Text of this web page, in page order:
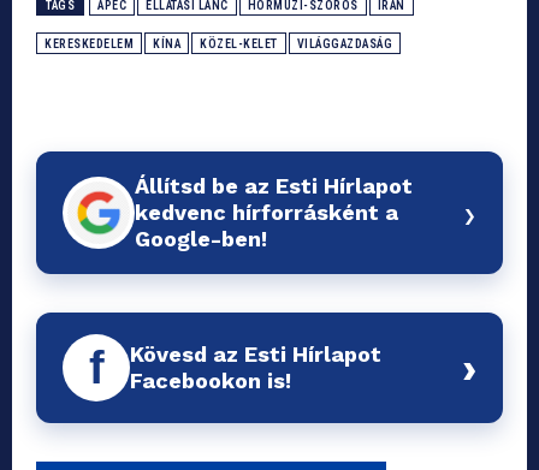
TAGS APEC ELLÁTÁSI LÁNC HORMUZI-SZOROS IRÁN
KERESKEDELEM KÍNA KÖZEL-KELET VILÁGGAZDASÁG
Állítsd be az Esti Hírlapot
kedvenc hírforrásként a
Google-ben!
›
f
Kövesd az Esti Hírlapot
Facebookon is!
›